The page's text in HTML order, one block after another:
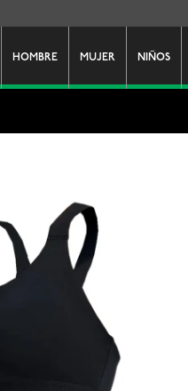
HOMBRE MUJER NIÑOS